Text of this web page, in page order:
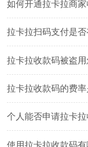
如何开通拉卡拉商
拉卡拉扫码支付是否
拉卡拉收款码被盗用
拉卡拉收款码的费率
个人能否申请拉卡拉
使用拉卡拉收款码有